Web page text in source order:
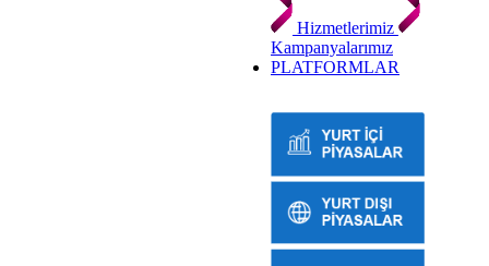
Hizmetlerimiz
Kampanyalarımız
PLATFORMLAR